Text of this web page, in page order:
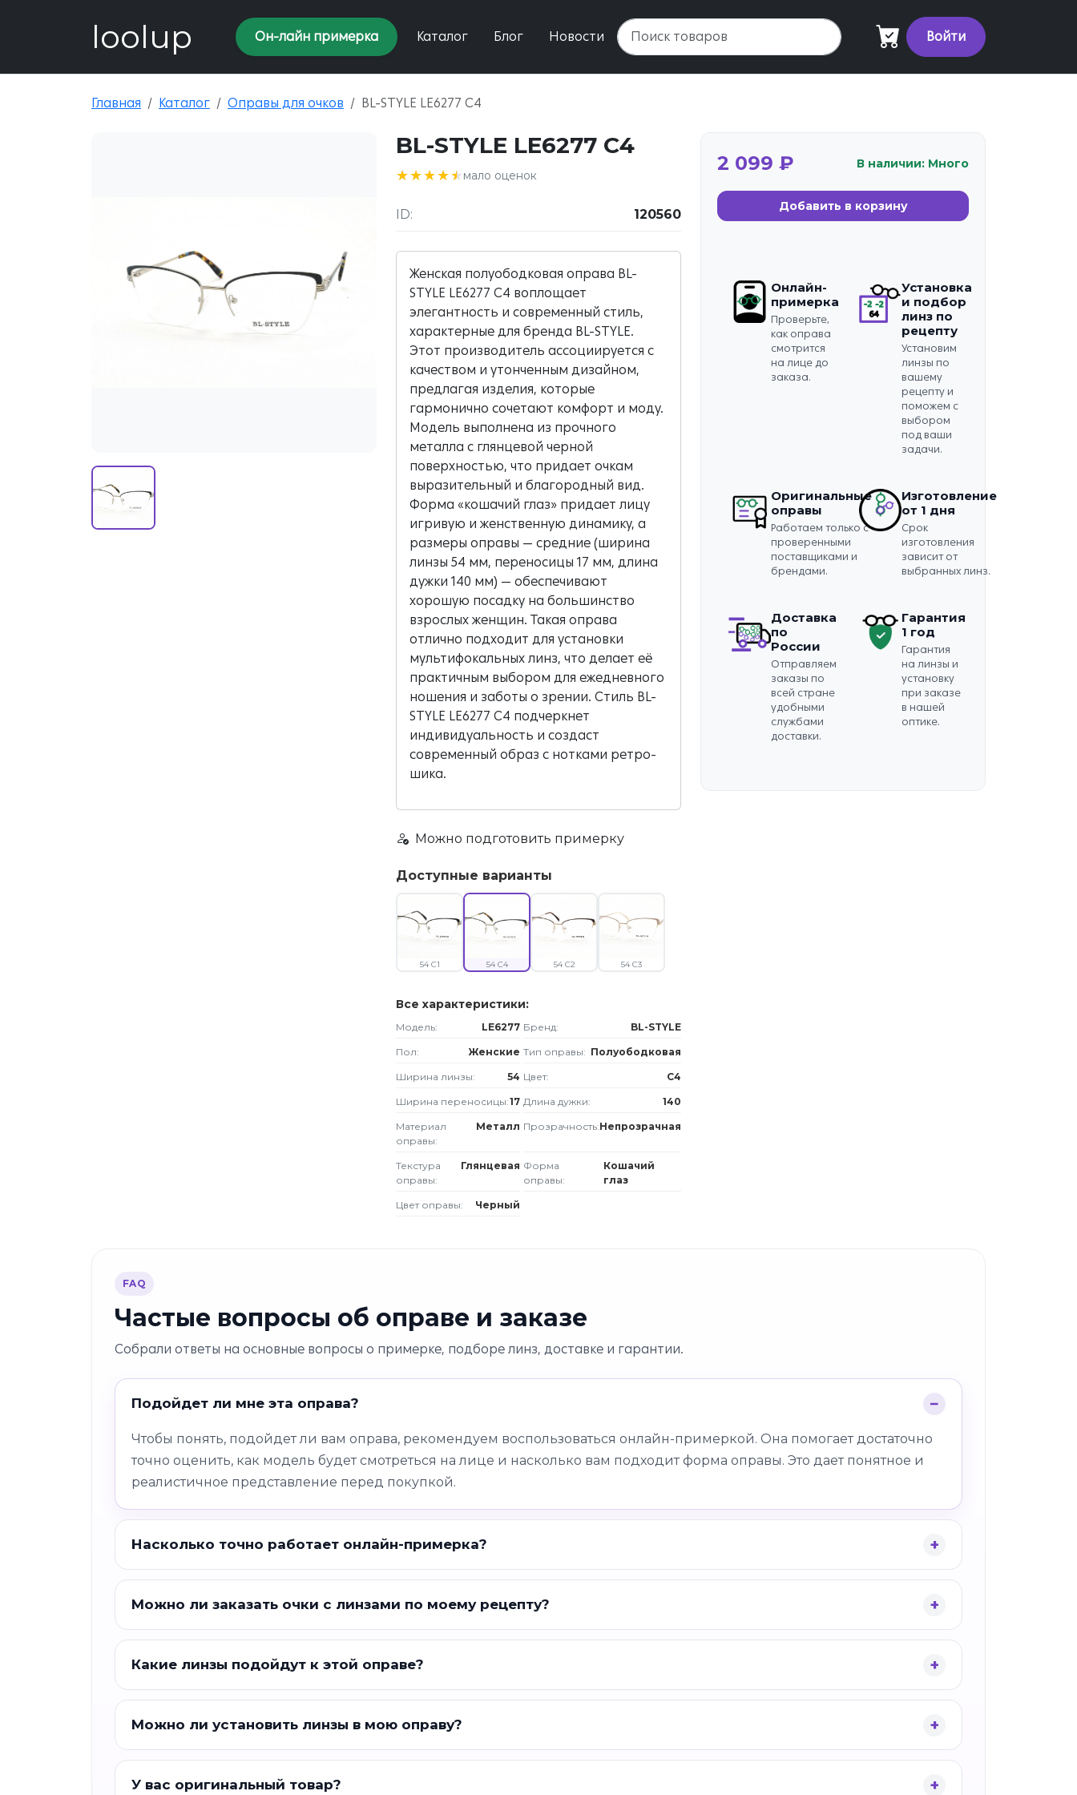
loolup Он-лайн примерка Каталог Блог Новости Войти
Главная Каталог Оправы для очков BL-STYLE LE6277 C4
BL-STYLE LE6277 C4
★★★★★
★★★★★мало оценок
ID: 120560
Женская полуободковая оправа BL-
STYLE LE6277 C4 воплощает
элегантность и современный стиль,
характерные для бренда BL-STYLE.
Этот производитель ассоциируется с
качеством и утонченным дизайном,
предлагая изделия, которые
гармонично сочетают комфорт и моду.
Модель выполнена из прочного
металла с глянцевой черной
поверхностью, что придает очкам
выразительный и благородный вид.
Форма «кошачий глаз» придает лицу
игривую и женственную динамику, а
размеры оправы — средние (ширина
линзы 54 мм, переносицы 17 мм, длина
дужки 140 мм) — обеспечивают
хорошую посадку на большинство
взрослых женщин. Такая оправа
отлично подходит для установки
мультифокальных линз, что делает её
практичным выбором для ежедневного
ношения и заботы о зрении. Стиль BL-
STYLE LE6277 C4 подчеркнет
индивидуальность и создаст
современный образ с нотками ретро-
шика.
Можно подготовить примерку
Доступные варианты
54 C1 54 C4 54 C2 54 C3
Все характеристики:
Модель: LE6277 Бренд: BL-STYLE
Пол: Женские Тип оправы: Полуободковая
Ширина линзы: 54 Цвет: C4
Ширина переносицы:17 Длина дужки: 140
Материал
оправы:
Металл Прозрачность:Непрозрачная
Текстура
оправы:
Глянцевая Форма
оправы:
Кошачий
глаз
Цвет оправы: Черный
2 099 ₽ В наличии: Много
Добавить в корзину
Онлайн-
примерка
Проверьте,
как оправа
смотрится
на лице до
заказа.
Установка
и подбор
линз по
рецепту
Установим
линзы по
вашему
рецепту и
поможем с
выбором
под ваши
задачи.
Оригинальные
оправы
Работаем только с
проверенными
поставщиками и
брендами.
Изготовление
от 1 дня
Срок
изготовления
зависит от
выбранных линз.
Доставка
по
России
Отправляем
заказы по
всей стране
удобными
службами
доставки.
Гарантия
1 год
Гарантия
на линзы и
установку
при заказе
в нашей
оптике.
FAQ
Частые вопросы об оправе и заказе
Собрали ответы на основные вопросы о примерке, подборе линз, доставке и гарантии.
Подойдет ли мне эта оправа?
Чтобы понять, подойдет ли вам оправа, рекомендуем воспользоваться онлайн-примеркой. Она помогает достаточно
точно оценить, как модель будет смотреться на лице и насколько вам подходит форма оправы. Это дает понятное и
реалистичное представление перед покупкой.
Насколько точно работает онлайн-примерка?
Можно ли заказать очки с линзами по моему рецепту?
Какие линзы подойдут к этой оправе?
Можно ли установить линзы в мою оправу?
У вас оригинальный товар?